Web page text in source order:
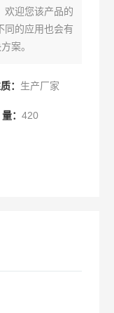
欢迎您该产品的
同的应用也会有
案。
： 生产厂家
： 420